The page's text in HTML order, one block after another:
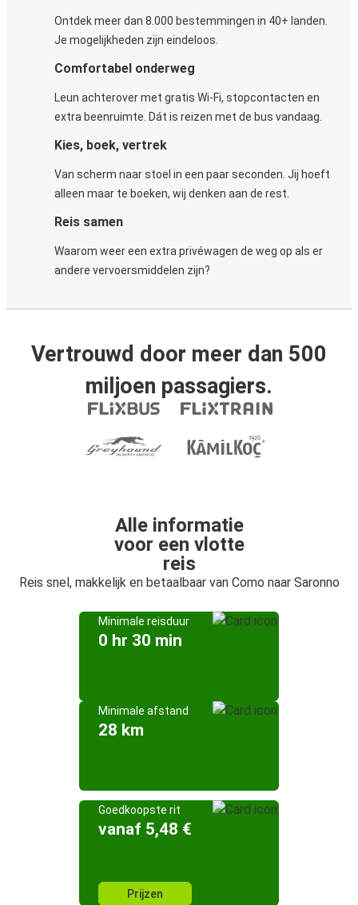
Ontdek meer dan 8.000 bestemmingen in 40+ landen.
Je mogelijkheden zijn eindeloos.
Comfortabel onderweg
Leun achterover met gratis Wi-Fi, stopcontacten en
extra beenruimte. Dát is reizen met de bus vandaag.
Kies, boek, vertrek
Van scherm naar stoel in een paar seconden. Jij hoeft
alleen maar te boeken, wij denken aan de rest.
Reis samen
Waarom weer een extra privéwagen de weg op als er
andere vervoersmiddelen zijn?
Vertrouwd door meer dan 500
miljoen passagiers.
Alle informatie
voor een vlotte
reis
Reis snel, makkelijk en betaalbaar van Como naar Saronno
Minimale reisduur
0 hr 30 min
Minimale afstand
28 km
Goedkoopste rit
vanaf 5,48 €
Prijzen